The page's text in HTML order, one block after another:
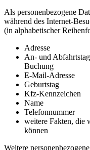
Als personenbezogene
während des Internet-
(in alphabetischer
Adresse
An- und
Buchung
E-Mail-Adresse
Geburtstag
Kfz-Kennzeichen
Name
Telefonnummer
weitere Fakten, die
können
Weitere